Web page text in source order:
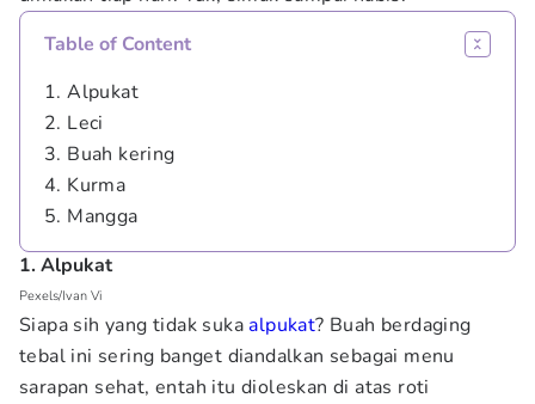
Table of Content
1. Alpukat
2. Leci
3. Buah kering
4. Kurma
5. Mangga
1. Alpukat
Pexels/Ivan Vi
Siapa sih yang tidak sukaalpukat? Buah berdaging
tebal ini sering banget diandalkan sebagai menu
sarapan sehat, entah itu dioleskan di atas roti